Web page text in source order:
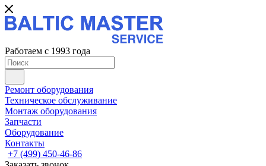
Работаем с 1993 года
Ремонт оборудования
Техническое обслуживание
Монтаж оборудования
Запчасти
Оборудование
Контакты
+7 (499) 450-46-86